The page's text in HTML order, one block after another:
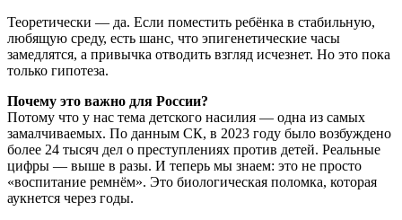
Теоретически — да. Если поместить ребёнка в стабильную,
любящую среду, есть шанс, что эпигенетические часы
замедлятся, а привычка отводить взгляд исчезнет. Но это пока
только гипотеза.
Почему это важно для России?
Потому что у нас тема детского насилия — одна из самых
замалчиваемых. По данным СК, в 2023 году было возбуждено
более 24 тысяч дел о преступлениях против детей. Реальные
цифры — выше в разы. И теперь мы знаем: это не просто
«воспитание ремнём». Это биологическая поломка, которая
аукнется через годы.